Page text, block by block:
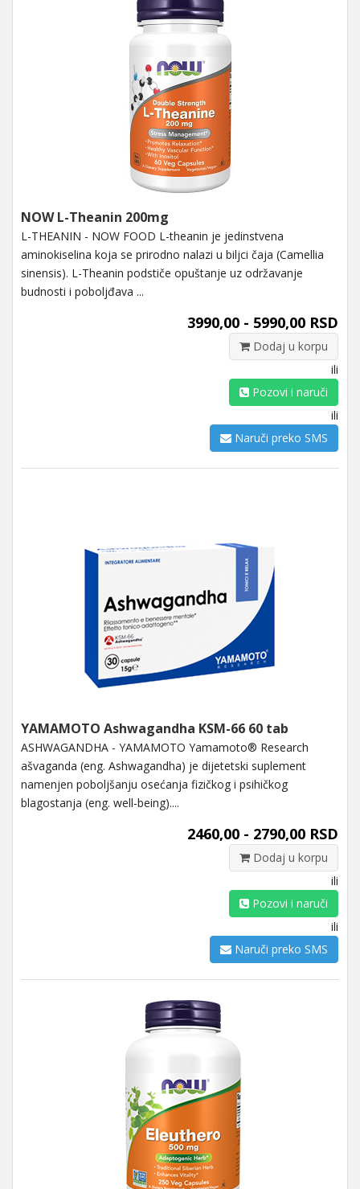
NOW L-Theanin 200mg
L-THEANIN - NOW FOOD L-theanin je jedinstvena
aminokiselina koja se prirodno nalazi u biljci čaja (Camellia
sinensis). L-Theanin podstiče opuštanje uz održavanje
budnosti i poboljđava ...
3990,00 - 5990,00 RSD
Dodaj u korpu
ili
Pozovi i naruči
ili
Naruči preko SMS
YAMAMOTO Ashwagandha KSM-66 60 tab
ASHWAGANDHA - YAMAMOTO Yamamoto® Research
ašvaganda (eng. Ashwagandha) je dijetetski suplement
namenjen poboljšanju osećanja fizičkog i psihičkog
blagostanja (eng. well-being)....
2460,00 - 2790,00 RSD
Dodaj u korpu
ili
Pozovi i naruči
ili
Naruči preko SMS